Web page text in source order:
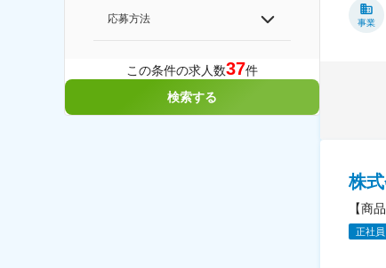
応募方法
この条件の求人数37件
検索する
事業
株
【商
正社員